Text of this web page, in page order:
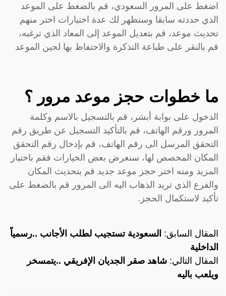
اضغط على المرور السعودي، قم بالضغط على الموعد
الذي حددته سابقا وستظهر لك عدة اختيارات اختر منهم
تحديث موعد، قم بتعديل الموعد إلى المعاد الذي ترغبه،
قم بالنقر على طباعة التذكرة والاحتفاظ بها لحين الموعد
ما خطوات حجز موعد مرور ؟
الدخول على بوابة أبشر، قم بالتسجيل بالاسم وكلمة
المرور ورقم الهاتف، قم بالتأكيد التسجيل عن طريق رقم
التحقق المرسل الى رقم الهاتف، قم بإدخال رقم التحقق
المكان المخصص لها، سنعرض بعض الخيارات فقم باختيار
المزيد ومنه اختر حجز موعد جديد قم بتحديث المكان
والفرع الذي تريد الذهاب اليه الى المرور قم بالضغط على
تأكيد لاستكمال الحجز.
المقال السابق: السعودية تستجيب لطلب الأجانب ..رسمياً
الداخلية
المقال التالي: شاهد صقر الجديان الإفريقي ..يتمسخر
ويلعب باليه